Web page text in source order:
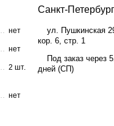
нет
нет
2 шт.
нет
Санкт-Петербург
ул. Пушкинская
кор. 6, стр. 1
Под заказ через 5
дней (СП)